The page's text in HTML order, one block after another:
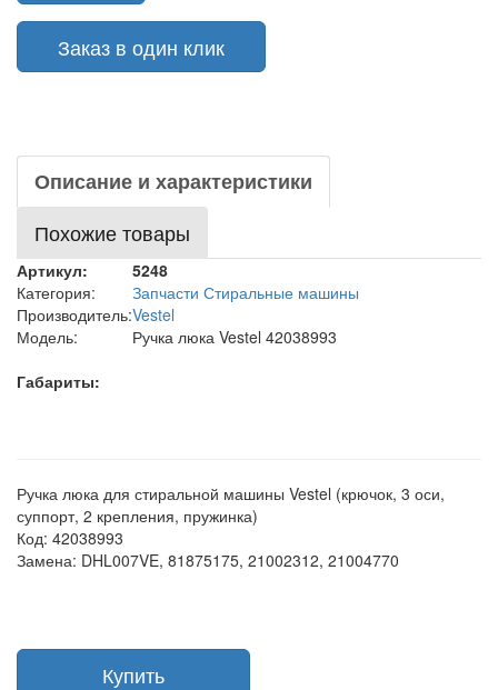
Заказ в один клик
Описание и характеристики
Похожие товары
Артикул:
5248
Категория:
Запчасти Стиральные машины
Производитель:Vestel
Модель:
Ручка люка Vestel 42038993
Габариты:
Ручка люка для стиральной машины Vestel (крючок, 3 оси,
суппорт, 2 крепления, пружинка)
Код: 42038993
Замена: DHL007VE, 81875175, 21002312, 21004770